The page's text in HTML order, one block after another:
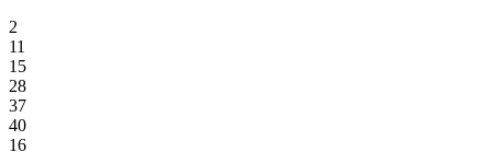
2
11
15
28
37
40
16